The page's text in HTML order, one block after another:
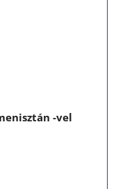
-vel